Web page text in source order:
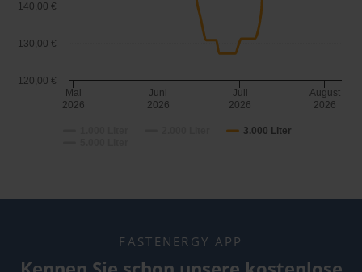
3.000 Liter
Mai
2026
Juni
2026
Juli
2026
August
2026
120,00 €
130,00 €
140,00 €
FASTENERGY APP